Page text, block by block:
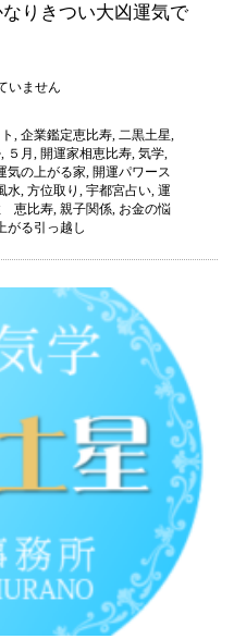
りきつい大凶運気で
いません
, 企業鑑定恵比寿, 二黒土星,
, ５月, 開運家相恵比寿, 気学,
気の上がる家, 開運パワース
水, 方位取り , 宇都宮占い, 運
恵比寿, 親子関係, お金の悩
がる引っ越し